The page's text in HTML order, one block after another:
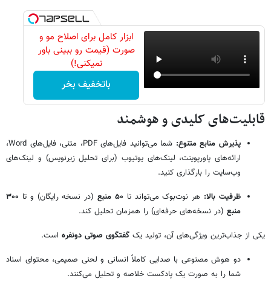
ابزار کامل برای اصلاح مو و
صورت (قیمت رو ببینی باور
نمیکنی!)
باتخفیف بخر
قابلیت‌های کلیدی و هوشمند
پذیرش منابع متنوع:
شما می‌توانید فایل‌های PDF، متنی، فایل‌های Word،
ارائه‌های پاورپوینت، لینک‌های یوتیوب (برای تحلیل زیرنویس) و لینک‌های
وب‌سایت را بارگذاری کنید.
ظرفیت بالا: هر نوت‌بوک می‌تواند تا ۵۰ منبع (در نسخه رایگان) و تا ۳۰۰
منبع (در نسخه‌های حرفه‌ای) را همزمان تحلیل کند.
یکی از جذاب‌ترین ویژگی‌های آن، تولید یک گفتگوی صوتی دونفره است.
دو هوش مصنوعی با صدایی کاملاً انسانی و لحنی صمیمی، محتوای اسناد
شما را به صورت یک پادکست خلاصه و تحلیل می‌کنند.